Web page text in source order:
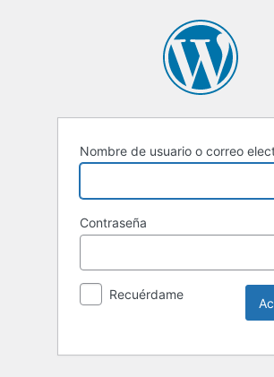
Nombre de usuario o correo
Contraseña
Recuérdame